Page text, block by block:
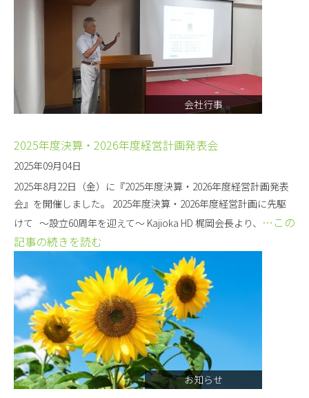
会社行事
2025年度決算・2026年度経営計画発表会
2025年09月04日
2025年8月22日（金）に『2025年度決算・2026年度経営計画発表
会』を開催しました。 2025年度決算・2026年度経営計画に先駆
けて ～設立60周年を迎えて～ Kajioka HD 梶岡会長より、 …この
記事の続きを読む
お知らせ